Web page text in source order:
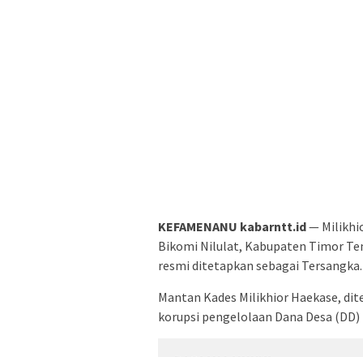
KEFAMENANU kabarntt.id—
Bikomi Nilulat, Kabupaten Timor
resmi ditetapkan sebagai Tersangka.
Mantan Kades Milikhior Haekase,
korupsi pengelolaan Dana Desa